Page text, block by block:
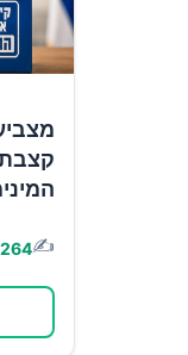
קצבת
✍️